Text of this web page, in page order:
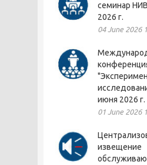
семинар
2026 г.
04 June 2026
июня 2026 г.
01 June 2026
извещение